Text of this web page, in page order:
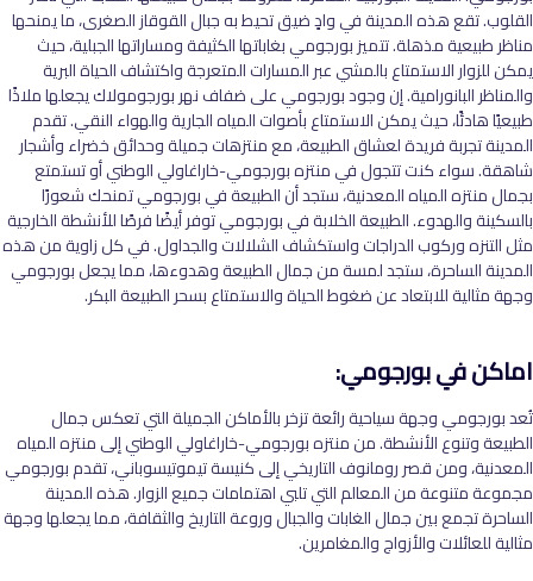
القلوب. تقع هذه المدينة في وادٍ ضيق تحيط به جبال القوقاز الصغرى، ما يمنحها
مناظر طبيعية مذهلة. تتميز بورجومي بغاباتها الكثيفة ومساراتها الجبلية، حيث
يمكن للزوار الاستمتاع بالمشي عبر المسارات المتعرجة واكتشاف الحياة البرية
والمناظر البانورامية. إن وجود بورجومي على ضفاف نهر بورجومولاك يجعلها ملاذًا
طبيعيًا هادئًا، حيث يمكن الاستمتاع بأصوات المياه الجارية والهواء النقي. تقدم
المدينة تجربة فريدة لعشاق الطبيعة، مع منتزهات جميلة وحدائق خضراء وأشجار
شاهقة. سواء كنت تتجول في منتزه بورجومي-خاراغاولي الوطني أو تستمتع
بجمال منتزه المياه المعدنية، ستجد أن الطبيعة في بورجومي تمنحك شعورًا
بالسكينة والهدوء.الطبيعة الخلابة في بورجومي توفر أيضًا فرصًا للأنشطة الخارجية
مثل التنزه وركوب الدراجات واستكشاف الشلالات والجداول. في كل زاوية من هذه
المدينة الساحرة، ستجد لمسة من جمال الطبيعة وهدوءها، مما يجعل بورجومي
وجهة مثالية للابتعاد عن ضغوط الحياة والاستمتاع بسحر الطبيعة البكر.
اماكن في بورجومي:
تُعد بورجومي وجهة سياحية رائعة تزخر بالأماكن الجميلة التي تعكس جمال
الطبيعة وتنوع الأنشطة. من منتزه بورجومي-خاراغاولي الوطني إلى منتزه المياه
المعدنية، ومن قصر رومانوف التاريخي إلى كنيسة تيموتيسوباني، تقدم بورجومي
مجموعة متنوعة من المعالم التي تلبي اهتمامات جميع الزوار. هذه المدينة
الساحرة تجمع بين جمال الغابات والجبال وروعة التاريخ والثقافة، مما يجعلها وجهة
مثالية للعائلات والأزواج والمغامرين.